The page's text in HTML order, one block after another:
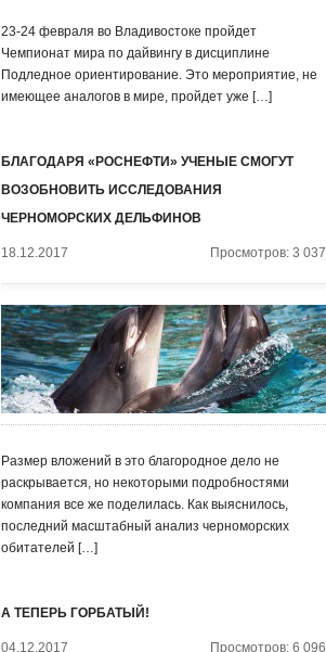
23-24 февраля во Владивостоке пройдет
Чемпионат мира по дайвингу в дисциплине
Подледное ориентирование. Это мероприятие, не
имеющее аналогов в мире, пройдет уже […]
БЛАГОДАРЯ «РОСНЕФТИ» УЧЕНЫЕ СМОГУТ
ВОЗОБНОВИТЬ ИССЛЕДОВАНИЯ
ЧЕРНОМОРСКИХ ДЕЛЬФИНОВ
18.12.2017 Просмотров: 3 037
Размер вложений в это благородное дело не
раскрывается, но некоторыми подробностями
компания все же поделилась. Как выяснилось,
последний масштабный анализ черноморских
обитателей […]
А ТЕПЕРЬ ГОРБАТЫЙ!
04.12.2017 Просмотров: 6 096